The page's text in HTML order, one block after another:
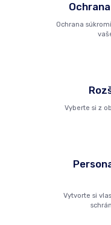
Ochrana
Vyberte si z
Vytvorte si